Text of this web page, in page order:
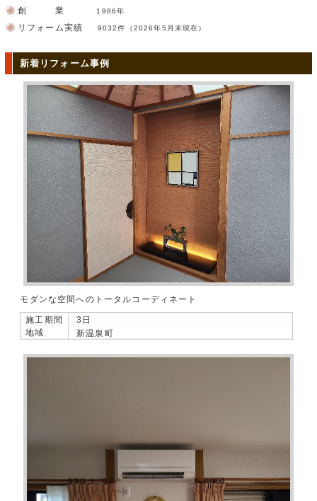
創 業 1986年
リフォーム実績 9032件（2026年5月末現在）
新着リフォーム事例
モダンな空間へのトータルコーディネート
施工期間
3日
地域
新温泉町